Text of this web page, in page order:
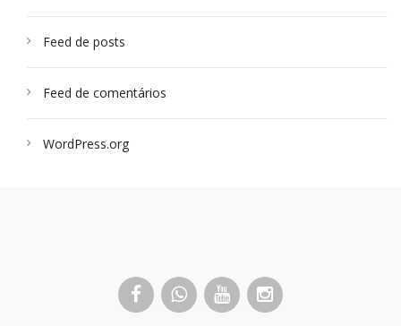
Feed de posts
Feed de comentários
WordPress.org